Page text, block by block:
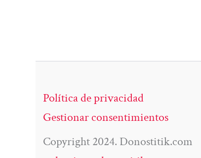
Política de privacidad
Gestionar consentimientos
Copyright 2024. Donostitik.com